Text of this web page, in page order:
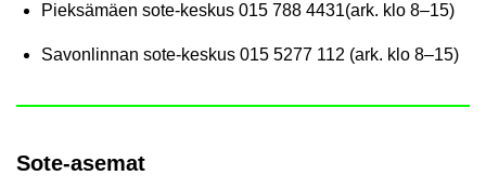
Piek­sä­mäen sote-​keskus015 788 4431(ark. klo 8–15)
Sa­von­lin­nan sote-​keskus015 5277 112 (ark. klo 8–15)
Sote-​asemat